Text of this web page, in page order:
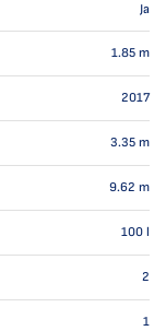
Ja
1.85 m
2017
3.35 m
9.62 m
100 l
2
1